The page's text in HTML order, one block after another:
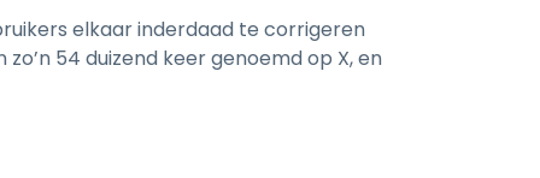
elkaar inderdaad te corrigeren
54 duizend keer genoemd op X, en